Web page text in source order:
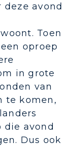
avond
Toen
oproep
in grote
van
te komen,
die avond
Dus ook